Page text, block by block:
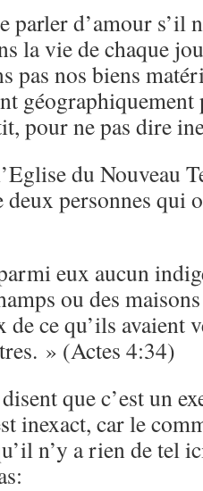
parler d’amour s’il
la vie de chaque
pas nos biens
pour ne pas dire
du Nouveau
personnes qui
eux aucun
ou des
ce qu’ils avaient
» (Actes 4:34)
que c’est un
inexact, car le
n’y a rien de tel